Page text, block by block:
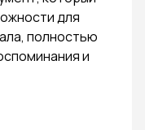
для
полностью
и